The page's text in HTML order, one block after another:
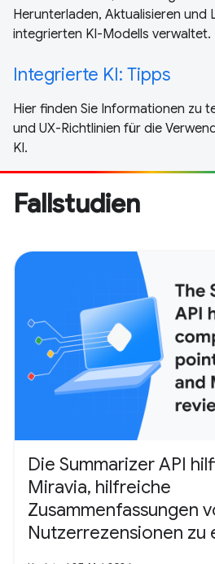
Herunterladen, Aktualisieren und
integrierten KI-Modells verwaltet.
Integrierte KI: Tipps
Hier finden Sie Informationen zu
und UX-Richtlinien für die
KI.
Fallstudien
Die Summarizer API
Miravia, hilfreiche
Zusammenfassungen
Nutzerrezensionen zu